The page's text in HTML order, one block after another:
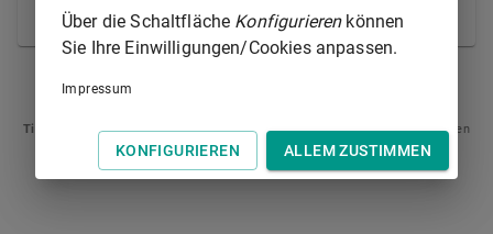
zugänglich gemacht werden.
§ 65
Tipp
: Swipen Sie auf dem Bildschirm links oder rechts zur Navigation zwischen
Normen.
Über die Schaltfläche Konfigurierenkönnen
Sie Ihre Einwilligungen/Cookies anpassen.
Impressum
KONFIGURIEREN ALLEM ZUSTIMMEN